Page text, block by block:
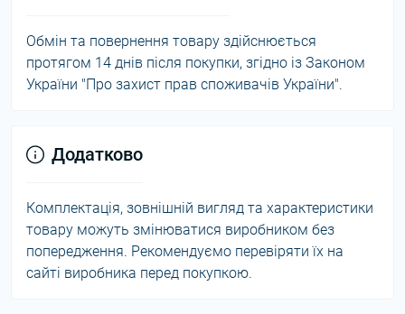
Обмін та повернення товару здійснюється
протягом 14 днів після покупки, згідно із Законом
України "Про захист прав споживачів України".
Додатково
Комплектація, зовнішній вигляд та характеристики
товару можуть змінюватися виробником без
попередження. Рекомендуємо перевіряти їх на
сайті виробника перед покупкою.